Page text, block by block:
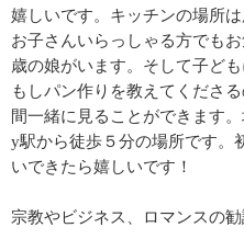
嬉しいです。キッチンの場所
お子さんいらっしゃる方でも
歳の娘がいます。そして子ど
もしパン作りを教えてくださ
間一緒に見ることができます
y駅から徒歩５分の場所です。
いできたら嬉しいです！
宗教やビジネス、ロマンスの